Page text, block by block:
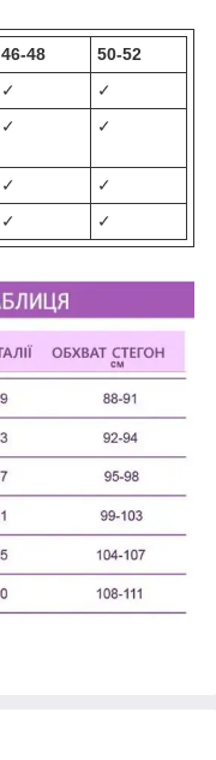
46-48
50-52
✓
✓
✓ ✓
✓
✓
✓ ✓